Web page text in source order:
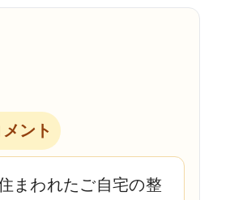
ント
まわれたご自宅の整